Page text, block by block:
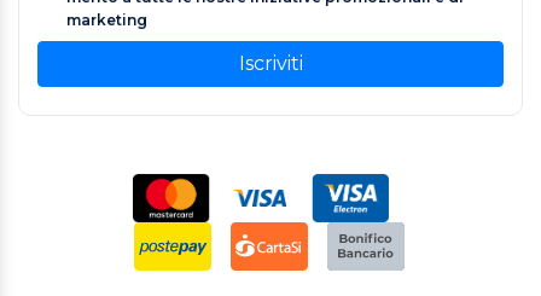
marketing
Iscriviti